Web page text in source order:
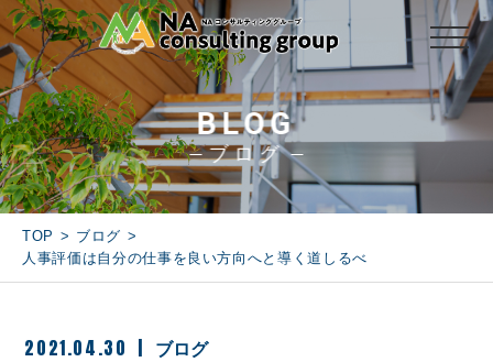
BLOG
ブログ
TOP
ブログ
人事評価は自分の仕事を良い方向へと導く道しるべ
2021.04.30 ブログ